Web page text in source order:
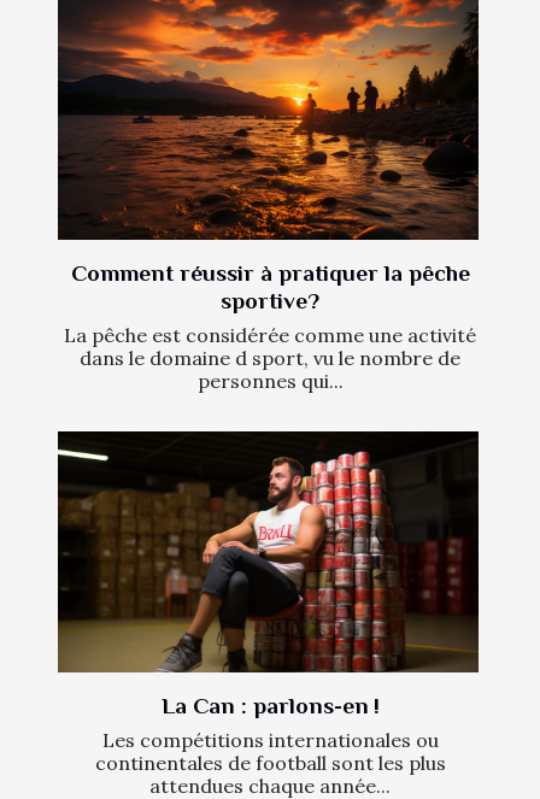
Comment réussir à pratiquer la pêche
sportive?
La pêche est considérée comme une activité
dans le domaine d sport, vu le nombre de
personnes qui...
La Can : parlons-en !
Les compétitions internationales ou
continentales de football sont les plus
attendues chaque année...